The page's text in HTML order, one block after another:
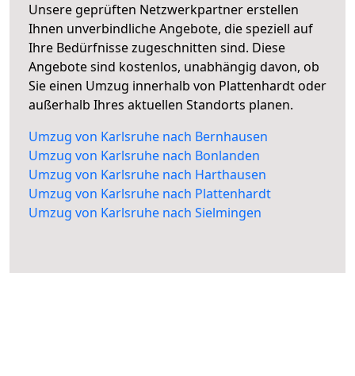
Unsere geprüften Netzwerkpartner erstellen
Ihnen unverbindliche Angebote, die speziell auf
Ihre Bedürfnisse zugeschnitten sind. Diese
Angebote sind kostenlos, unabhängig davon, ob
Sie einen Umzug innerhalb von Plattenhardt oder
außerhalb Ihres aktuellen Standorts planen.
Umzug von Karlsruhe nach Bernhausen
Umzug von Karlsruhe nach Bonlanden
Umzug von Karlsruhe nach Harthausen
Umzug von Karlsruhe nach Plattenhardt
Umzug von Karlsruhe nach Sielmingen